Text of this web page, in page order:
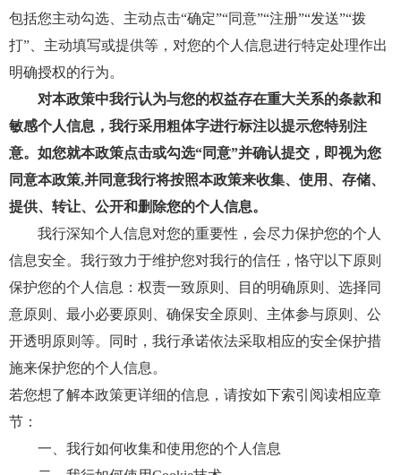
包括您主动勾选、主动点击“确定”“同意”“注册”“发送”“拨
打”、主动填写或提供等，对您的个人信息进行特定处理作出
明确授权的行为。
对本政策中我行认为与您的权益存在重大关系的条款和
敏感个人信息，我行采用粗体字进行标注以提示您特别注
意。如您就本政策点击或勾选“同意”并确认提交，即视为您
同意本政策,并同意我行将按照本政策来收集、使用、存储、
提供、转让、公开和删除您的个人信息。
我行深知个人信息对您的重要性，会尽力保护您的个人
信息安全。我行致力于维护您对我行的信任，恪守以下原则
保护您的个人信息：权责一致原则、目的明确原则、选择同
意原则、最小必要原则、确保安全原则、主体参与原则、公
开透明原则等。同时，我行承诺依法采取相应的安全保护措
施来保护您的个人信息。
若您想了解本政策更详细的信息，请按如下索引阅读相应章
节：
一、我行如何收集和使用您的个人信息